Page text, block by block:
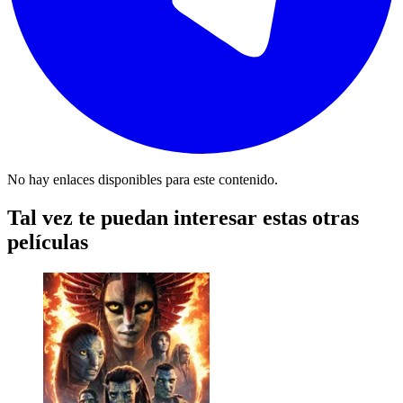
No hay enlaces disponibles para este contenido.
Tal vez te puedan interesar estas otras
películas